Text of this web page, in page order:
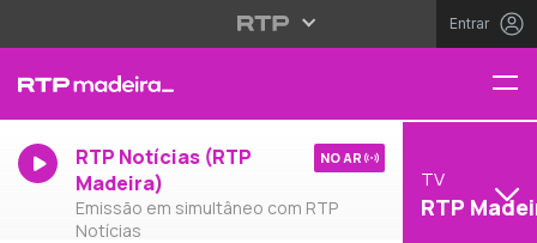
Entrar
RTP Notícias (RTP
Madeira)
Emissão em simultâneo com RTP
Notícias
NO AR
TV
RTP